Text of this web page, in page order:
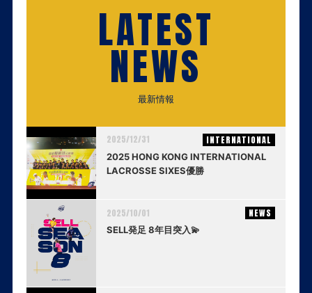
LATEST
NEWS
最新情報
2025/12/31 INTERNATIONAL
2025 HONG KONG INTERNATIONAL
LACROSSE SIXES優勝
2025/10/01 NEWS
SELL発足 8年目突入💫